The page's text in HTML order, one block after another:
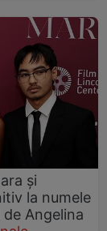
și
la numele
Angelina